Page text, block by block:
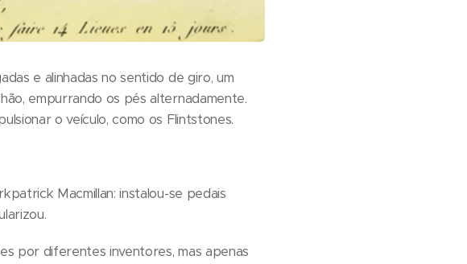
e alinhadas no sentido de giro, um
empurrando os pés alternadamente.
o veículo, como os Flintstones.
Macmillan: instalou-se pedais
por diferentes inventores, mas apenas